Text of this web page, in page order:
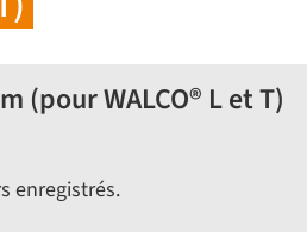
(pour WALCO® L et T)
enregistrés.